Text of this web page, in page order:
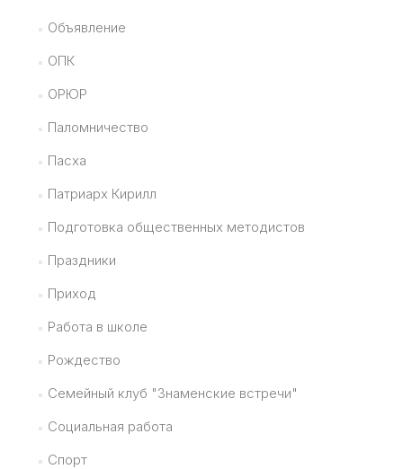
Объявление
ОПК
ОРЮР
Паломничество
Пасха
Патриарх Кирилл
Подготовка общественных методистов
Праздники
Приход
Работа в школе
Рождество
Семейный клуб "Знаменские встречи"
Социальная работа
Спорт